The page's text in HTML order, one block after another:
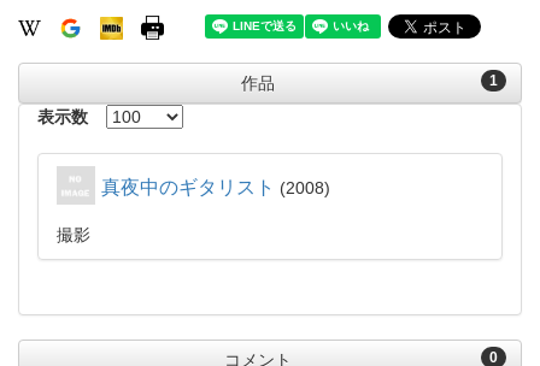
1
作品
表示数
真夜中のギタリスト 2008
撮影
0
コメント